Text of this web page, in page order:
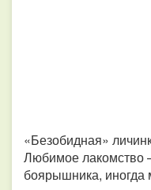
«Безобидная»
Любимое лакомство
боярышника, иногда